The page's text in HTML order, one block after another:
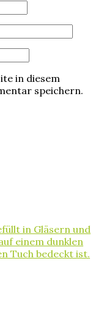
in diesem
speichern.